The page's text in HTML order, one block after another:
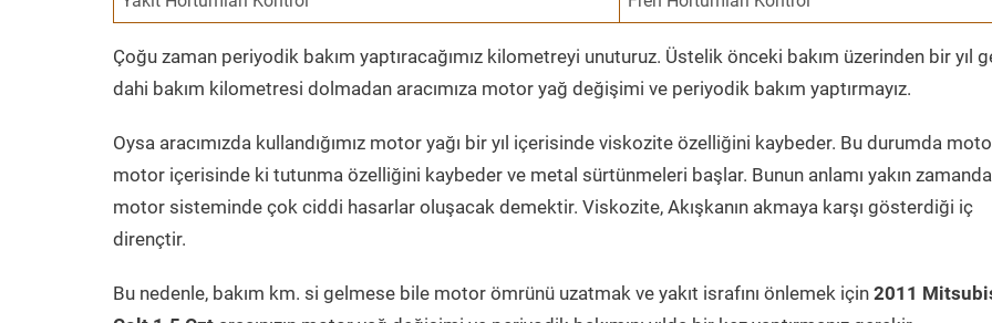
Çoğu zaman periyodik bakım yaptıracağımız kilometreyi unuturuz. Üstelik önceki bakım üzerinden bir yıl
dahi bakım kilometresi dolmadan aracımıza motor yağ değişimi ve periyodik bakım yaptırmayız.
Oysa aracımızda kullandığımız motor yağı bir yıl içerisinde viskozite özelliğini kaybeder. Bu durumda
motor içerisinde ki tutunma özelliğini kaybeder ve metal sürtünmeleri başlar. Bunun anlamı yakın zamanda
motor sisteminde çok ciddi hasarlar oluşacak demektir. Viskozite, Akışkanın akmaya karşı gösterdiği iç
dirençtir.
Bu nedenle, bakım km. si gelmese bile motor ömrünü uzatmak ve yakıt israfını önlemek için 2011